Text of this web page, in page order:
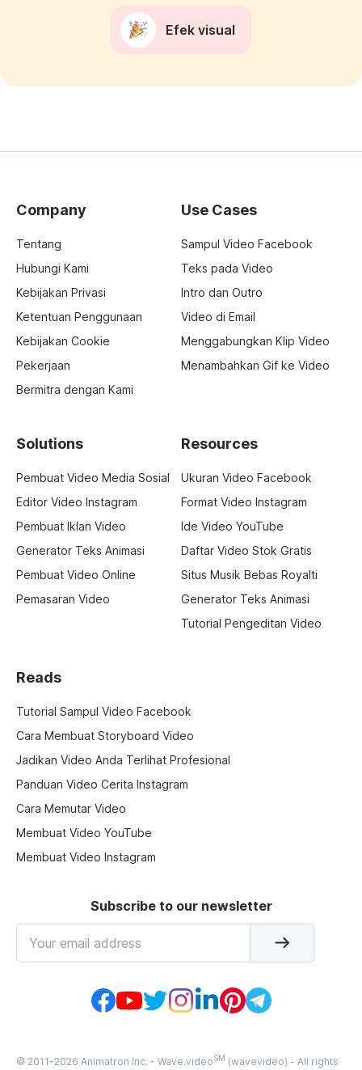
Efek visual
Company
Tentang
Hubungi Kami
Kebijakan Privasi
Ketentuan Penggunaan
Kebijakan Cookie
Pekerjaan
Bermitra dengan Kami
Use Cases
Sampul Video Facebook
Teks pada Video
Intro dan Outro
Video di Email
Menggabungkan Klip Video
Menambahkan Gif ke Video
Solutions
Pembuat Video Media Sosial
Editor Video Instagram
Pembuat Iklan Video
Generator Teks Animasi
Pembuat Video Online
Pemasaran Video
Resources
Ukuran Video Facebook
Format Video Instagram
Ide Video YouTube
Daftar Video Stok Gratis
Situs Musik Bebas Royalti
Generator Teks Animasi
Tutorial Pengeditan Video
Reads
Tutorial Sampul Video Facebook
Cara Membuat Storyboard Video
Jadikan Video Anda Terlihat Profesional
Panduan Video Cerita Instagram
Cara Memutar Video
Membuat Video YouTube
Membuat Video Instagram
Subscribe to our newsletter
© 2011-2026 Animatron Inc. - Wave.videoSM (wavevideo) - All rights